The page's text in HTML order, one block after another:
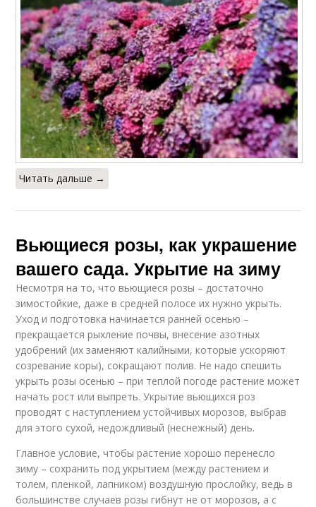
Читать дальше →
Вьющиеся розы, как украшение
вашего сада. Укрытие на зиму
Несмотря на то, что вьющиеся розы – достаточно
зимостойкие, даже в средней полосе их нужно укрыть.
Уход и подготовка начинается ранней осенью –
прекращается рыхление почвы, внесение азотных
удобрений (их заменяют калийными, которые ускоряют
созревание коры), сокращают полив. Не надо спешить
укрыть розы осенью – при теплой погоде растение может
начать рост или выпреть. Укрытие вьющихся роз
проводят с наступлением устойчивых морозов, выбрав
для этого сухой, недождливый (неснежный) день.
Главное условие, чтобы растение хорошо перенесло
зиму – сохранить под укрытием (между растением и
толем, пленкой, лапником) воздушную прослойку, ведь в
большинстве случаев розы гибнут не от морозов, а с